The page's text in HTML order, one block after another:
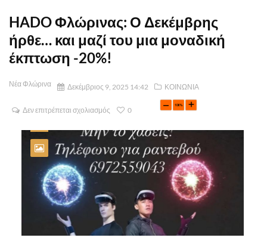
HADO Φλώρινας: Ο Δεκέμβρης
ήρθε… και μαζί του μια μοναδική
έκπτωση -20%!
Νέα Φλώρινα Δεκέμβριος 9, 2025 14:42 ΚΟΙΝΩΝΙΑ
Δεν επιτρέπεται σχολιασμός 0